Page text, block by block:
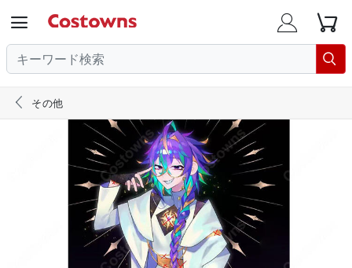
  

 その他